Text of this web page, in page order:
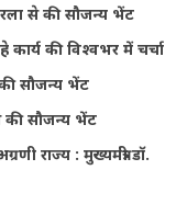
से की सौजन्य भेंट
कार्य की विश्वभर में चर्चा
की सौजन्य भेंट
से की सौजन्य भेंट
राज्य : मुख्यमंत्री डॉ.